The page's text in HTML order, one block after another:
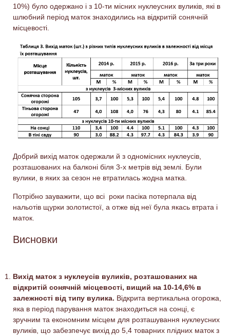
10%) було одержано і з 10-ти місних нуклеусних вуликів, які в
шлюбний період маток знаходились на відкритій сонячній
місцевості.
Добрий вихід маток одержали й з одномісних нуклеусів,
розташованих на балконі біля 3-х метрів від землі. Були
вулики, в яких за сезон не втратилась жодна матка.
Потрібно зауважити, що всі роки пасіка потерпала від
нальотів щурки золотистої, а отже від неї була якась втрата і
маток.
Висновки
Вихід маток з нуклеусів вуликів, розташованих на
відкритій сонячній місцевості, вищий на 10-14,6% в
залежності від типу вулика. Відкрита вертикальна огорожа,
яка в період парування маток знаходиться на сонці, є
зручним та економним місцем для розташування нуклеусних
вуликів, що забезпечує вихід до 5,4 товарних плідних маток з